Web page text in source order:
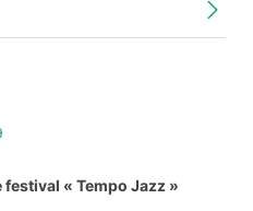
« Tempo Jazz »